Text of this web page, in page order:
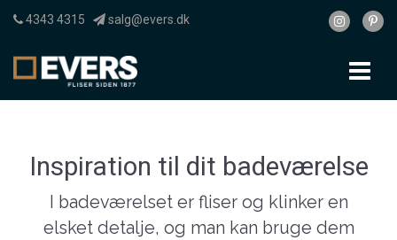
4343 4315 salg@evers.dk
Inspiration til dit badeværelse
I badeværelset er fliser og klinker en
elsket detalje, og man kan bruge dem